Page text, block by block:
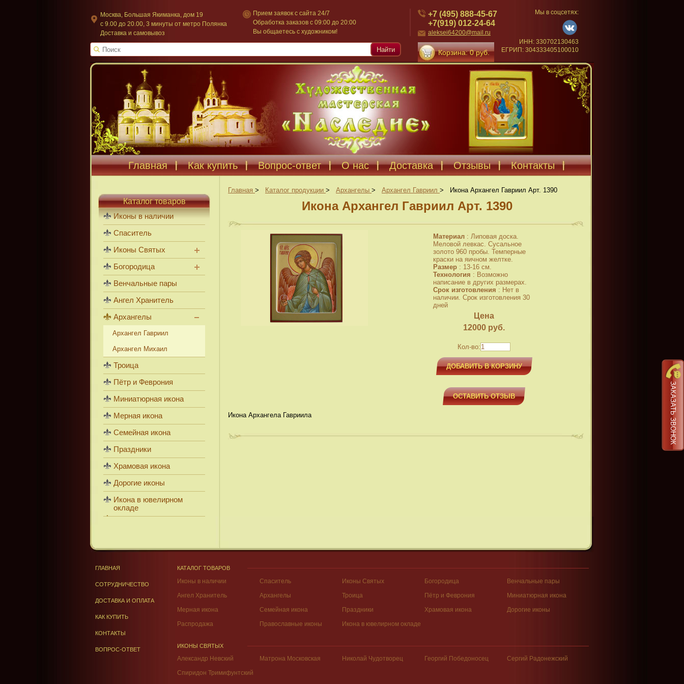
Москва, Большая Якиманка, дом 19
c 9.00 до 20.00, 3 минуты от метро Полянка
Доставка и самовывоз
Прием заявок с сайта 24/7
Обработка заказов с 09:00 до 20:00
Вы общаетесь с художником!
+7 (495) 888-45-67
+7(919) 012-24-64
aleksei64200@mail.ru
Корзина: 0 руб.
Мы в соцсетях:
ИНН: 330702130463
ЕГРИП: 304333405100010
Найти
Главная Как купить Вопрос-ответ О нас Доставка Отзывы Контакты
Главная > Каталог продукции > Архангелы > Архангел Гавриил > Икона Архангел Гавриил Арт. 1390
Икона Архангел Гавриил Арт. 1390
Материал : Липовая доска.
Меловой левкас. Сусальное
золото 960 пробы. Темперные
краски на яичном желтке.
Размер : 13-16 см.
Технология : Возможно
написание в других размерах.
Срок изготовления : Нет в
наличии. Срок изготовления 30
дней
Цена
12000 руб.
Кол-во:
ДОБАВИТЬ В КОРЗИНУ
ОСТАВИТЬ ОТЗЫВ
Икона Архангела Гавриила
Каталог товаров
Иконы в наличии
Спаситель
Иконы Святых
Богородица
Венчальные пары
Ангел Хранитель
Архангелы
Архангел Гавриил
Архангел Михаил
Троица
Пётр и Феврония
Миниатюрная икона
Мерная икона
Семейная икона
Праздники
Храмовая икона
Дорогие иконы
Икона в ювелирном
окладе
ЗАКАЗАТЬ ЗВОНОК
ГЛАВНАЯ
СОТРУДНИЧЕСТВО
ДОСТАВКА И ОПЛАТА
КАК КУПИТЬ
КОНТАКТЫ
ВОПРОС-ОТВЕТ
КАТАЛОГ ТОВАРОВ
Иконы в наличии Спаситель Иконы Святых Богородица
Венчальные пары
Ангел Хранитель
Архангелы Троица Пётр и Феврония
Миниатюрная икона
Мерная икона
Семейная икона Праздники Храмовая икона
Дорогие иконы
Распродажа
Православные иконы Икона в ювелирном окладе
ИКОНЫ СВЯТЫХ
Александр Невский Матрона Московская Николай Чудотворец Георгий Победоносец
Сергий Радонежский
Спиридон Тримифунтский